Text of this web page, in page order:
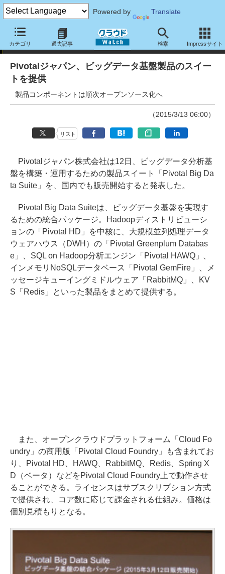
Powered by Translate
カテゴリ 過去記事 検索 Impressサイト
ニュース
Pivotalジャパン、ビッグデータ基盤製品のスイー
トを提供
製品コンポーネントは順次オープンソース化へ
（2015/3/13 06:00）
リスト
Pivotalジャパン株式会社は12日、ビッグデータ分析基
盤を構築・運用するための製品スイート「Pivotal Big Da
ta Suite」を、国内でも販売開始すると発表した。
Pivotal Big Data Suiteは、ビッグデータ基盤を実現す
るための統合パッケージ。Hadoopディストリビューシ
ョンの「Pivotal HD」を中核に、大規模並列処理データ
ウェアハウス（DWH）の「Pivotal Greenplum Databas
e」、SQL on Hadoop分析エンジン「Pivotal HAWQ」、
インメモリNoSQLデータベース「Pivotal GemFire」、メ
ッセージキューイングミドルウェア「RabbitMQ」、KV
S「Redis」といった製品をまとめて提供する。
また、オープンクラウドプラットフォーム「Cloud Fo
undry」の商用版「Pivotal Cloud Foundry」も含まれてお
り、Pivotal HD、HAWQ、RabbitMQ、Redis、Spring X
D（ベータ）などをPivotal Cloud Foundry上で動作させ
ることができる。ライセンスはサブスクリプション方式
で提供され、コア数に応じて課金される仕組み。価格は
個別見積もりとなる。